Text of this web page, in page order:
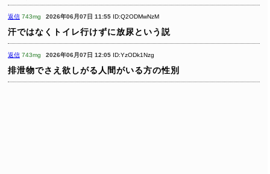
返信 743mg 2026年06月07日 11:55 ID:Q2ODMwNzM
汗ではなくトイレ行けずに放尿という説
返信 743mg 2026年06月07日 12:05 ID:YzODk1Nzg
排泄物でさえ欲しがる人間がいる方の性別